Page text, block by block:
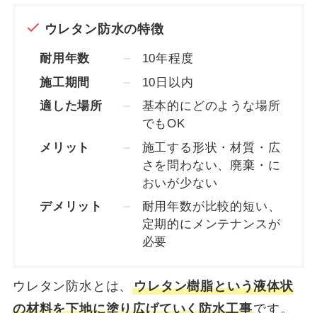
ウレタン防水の特徴
耐用年数
10年程度
施工期間
10日以内
適した場所
基本的にどのような場所
でもOK
メリット
施工する形状・材質・広
さを問わない、廃棄・に
おいが少ない
デメリット
耐用年数が比較的短い、
定期的にメンテナンスが
必要
ウレタン防水とは、ウレタン樹脂という液体状
の材料を下地に塗り広げていく防水工事です。